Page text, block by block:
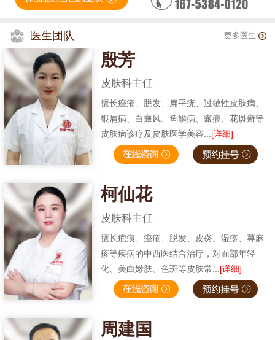
医生团队 更多医生
殷芳
皮肤科主任
擅长痤疮、脱发、扁平疣、过敏性皮肤病、
银屑病、白癜风、鱼鳞病、瘢痕、花斑癣等
皮肤病诊疗及皮肤医学美容... [详细]
柯仙花
皮肤科主任
擅长疤痕、痤疮、脱发、皮炎、湿疹、荨麻
疹等疾病的中西医结合治疗，对面部年轻
化、美白嫩肤、色斑等皮肤常... [详细]
周建国